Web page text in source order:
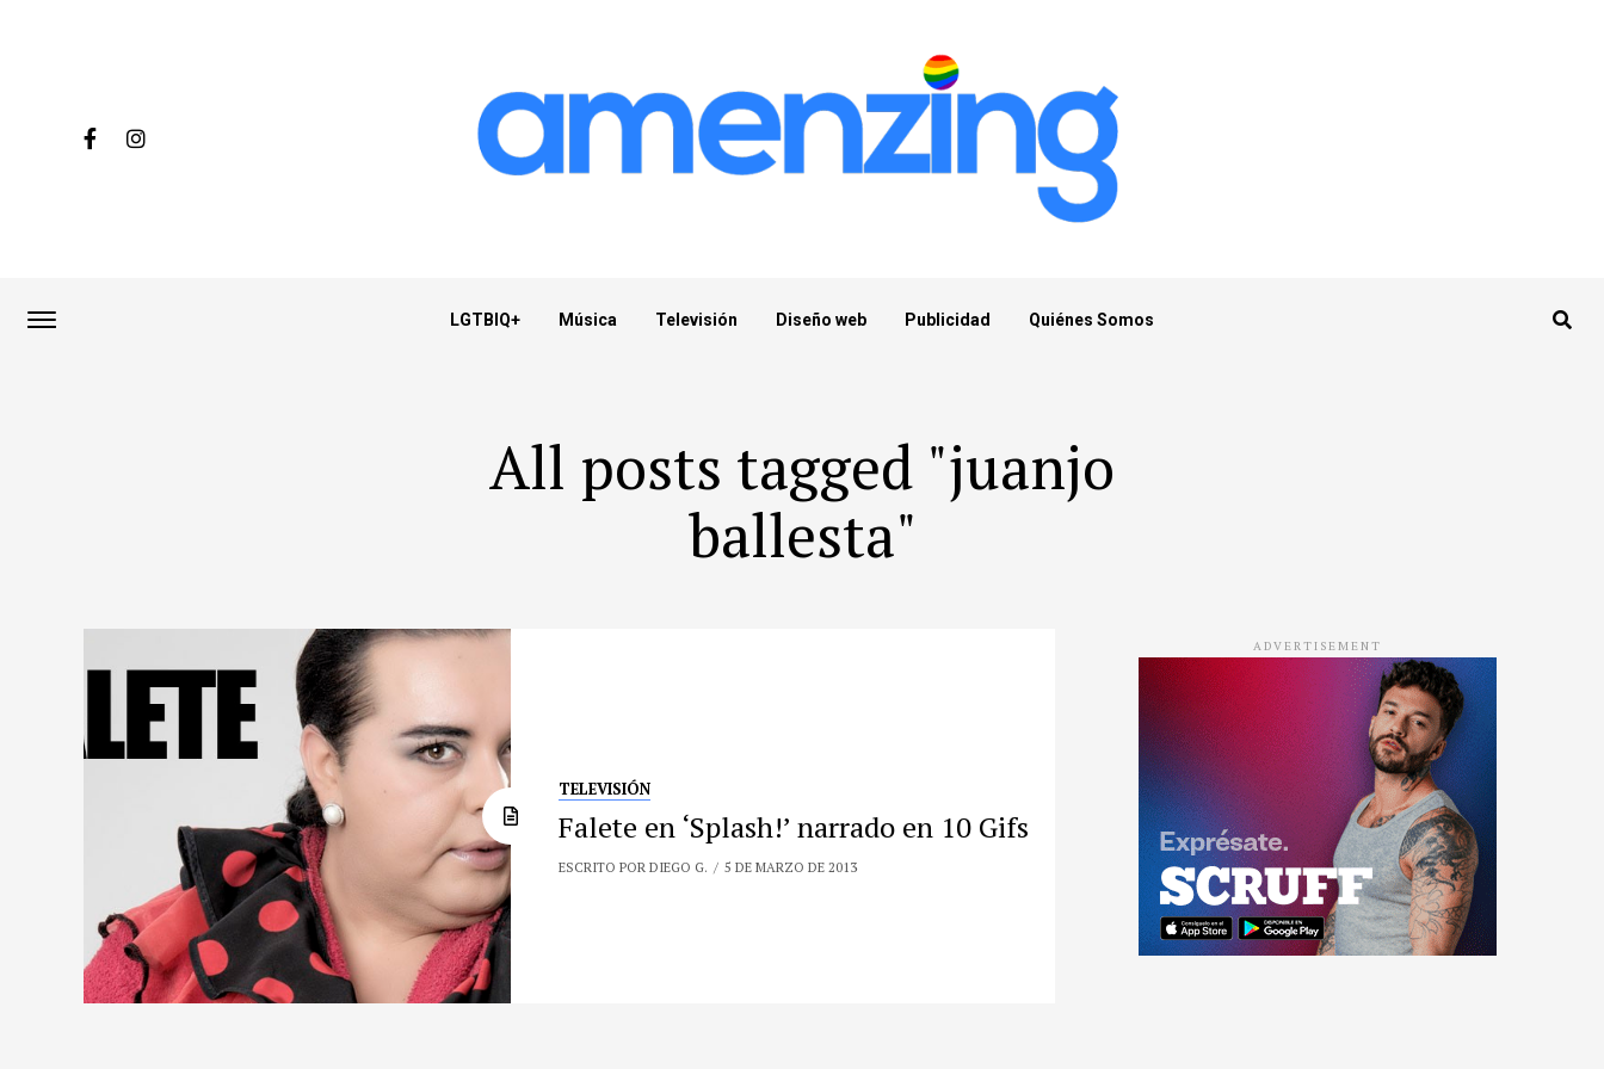
LGTBIQ+ Música Televisión Diseño web Publicidad Quiénes Somos
All posts tagged "juanjo
ballesta"
TELEVISIÓN
Falete en ‘Splash!’ narrado en 10 Gifs
ESCRITO POR DIEGO G. 5 DE MARZO DE 2013
ADVERTISEMENT